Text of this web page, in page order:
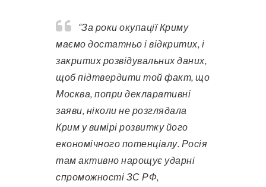
“За роки окупації Криму
маємо достатньо і відкритих, і
закритих розвідувальних даних,
щоб підтвердити той факт, що
Москва, попри декларативні
заяви, ніколи не розглядала
Крим у вимірі розвитку його
економічного потенціалу. Росія
там активно нарощує ударні
спроможності ЗС РФ,